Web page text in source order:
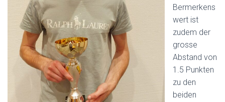
Bermerkens
wert ist
zudem der
grosse
Abstand von
1.5 Punkten
zu den
beiden